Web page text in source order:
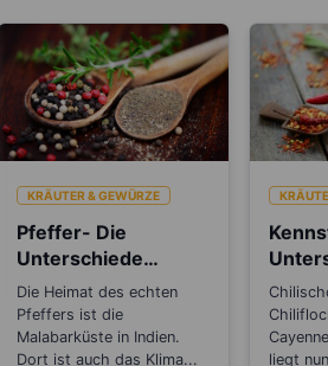
KRÄUTER & GEWÜRZE
Pfeffer- Die
Unterschiede
zwischen den
Sorten
Die Heimat des echten
Pfeffers ist die
Malabarküste in Indien.
Dort ist auch das Klima...
liegt